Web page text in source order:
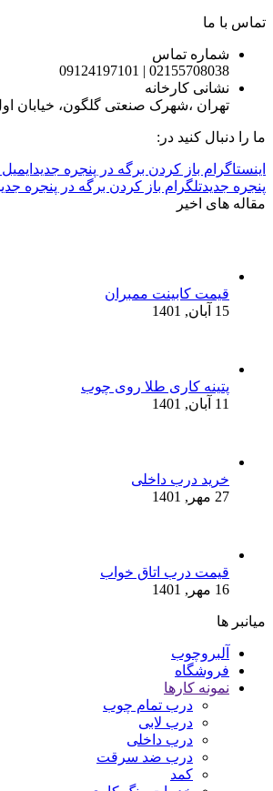
تماس با ما
شماره تماس
02155708038 | 09124197101
نشانی کارخانه
تهران ،شهرک صنعتی گلگون، خیابان اول
ما را دنبال کنید در:
اینستاگرام باز کردن برگه در پنجره جدید
پنجره جدیدتلگرام باز کردن برگه در پنجره
مقاله های اخیر
قیمت کابینت ممبران
15 آبان, 1401
پتینه کاری طلا روی چوب
11 آبان, 1401
خرید درب داخلی
27 مهر, 1401
قیمت درب اتاق خواب
16 مهر, 1401
میانبر ها
آلبروچوب
فروشگاه
نمونه کارها
درب تمام چوب
درب لابی
درب داخلی
درب ضد سرقت
کمد